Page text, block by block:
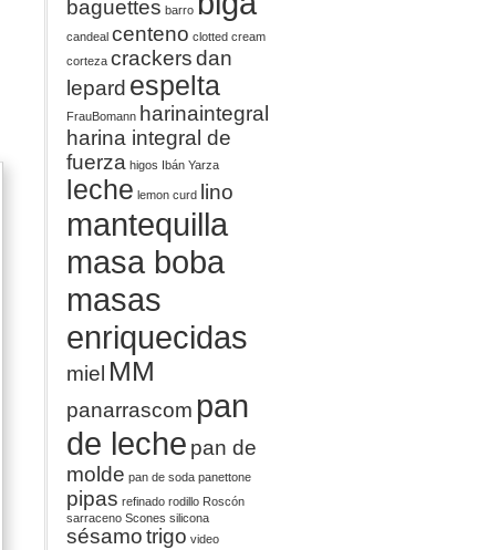
baguettes barro
candeal centeno clotted cream
corteza crackersdan
lepard espelta
FrauBomann harinaintegral
harina integral de
fuerza higos Ibán Yarza
leche lemon curd lino
mantequilla
masa boba
masas
enriquecidas
miel MM
panarrascom pan
de leche pan de
molde pan de soda panettone
pipas refinado rodillo Roscón
sarraceno Scones silicona
sésamotrigo video